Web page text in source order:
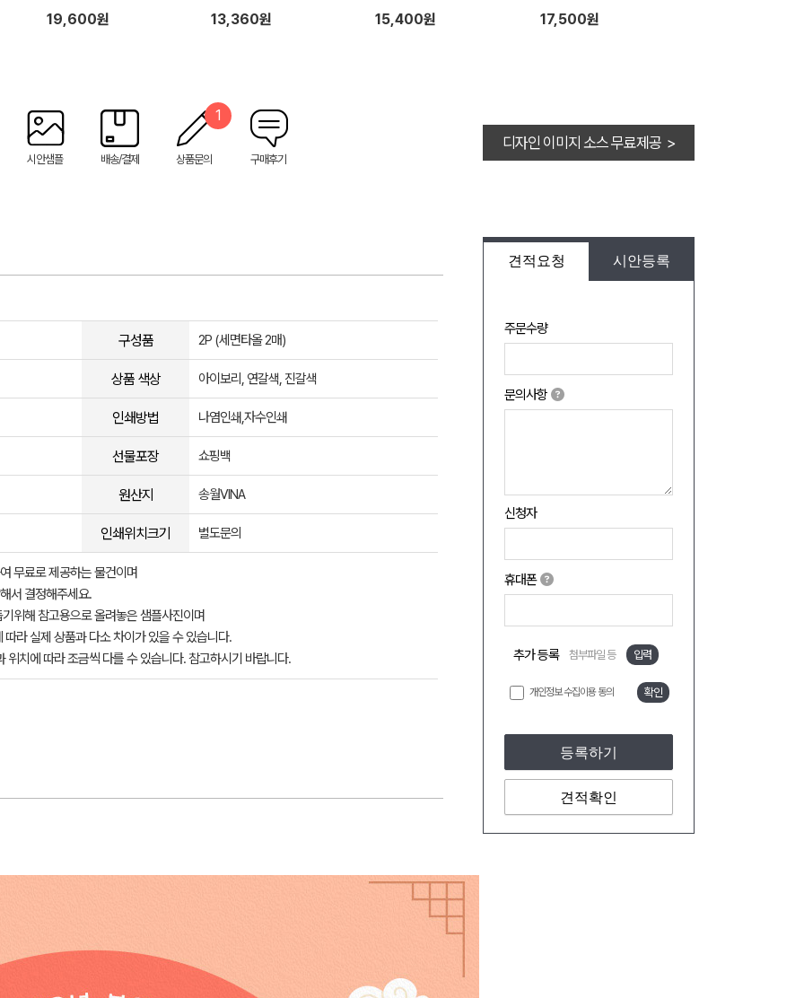
19,600원 13,360원
핑백 증정)
15,400원
선물 답례품
17,500원
시안샘플 배송/결제 상품문의
1
구매후기
디자인 이미지 소스 무료제공 >
견적요청 시안등록
주문수량
문의사항
신청자
휴대폰
추가 등록 첨부파일 등 입력
개인정보 수집이용 동의 확인
등록하기
견적확인
구성품 2P (세면타올 2매)
상품 색상 아이보리, 연갈색, 진갈색
인쇄방법 나염인쇄,자수인쇄
선물포장 쇼핑백
원산지 송월VINA
인쇄위치크기 별도문의
무료로 제공하는 물건이며
서 결정해주세요.
위해 참고용으로 올려놓은 샘플사진이며
라 실제 상품과 다소 차이가 있을 수 있습니다.
위치에 따라 조금씩 다를 수 있습니다. 참고하시기 바랍니다.